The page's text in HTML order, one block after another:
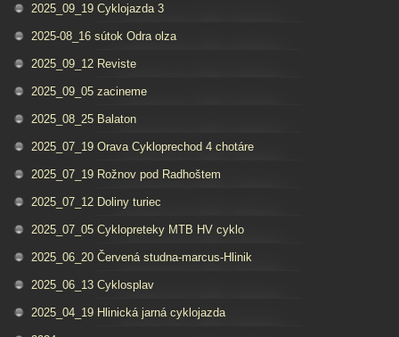
2025_09_19 Cyklojazda 3
2025-08_16 sútok Odra olza
2025_09_12 Reviste
2025_09_05 zacineme
2025_08_25 Balaton
2025_07_19 Orava Cykloprechod 4 chotáre
2025_07_19 Rožnov pod Radhoštem
2025_07_12 Doliny turiec
2025_07_05 Cyklopreteky MTB HV cyklo
2025_06_20 Červená studna-marcus-Hlinik
2025_06_13 Cyklosplav
2025_04_19 Hlinická jarná cyklojazda